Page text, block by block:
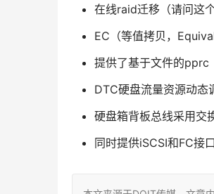
在线raid迁移（请问这
EC（等值拷贝，
提供了基于文件的pprc
DTC硬盘流量资源动态
硬盘箱背板总线采用交
同时提供iSCSI和FC接口